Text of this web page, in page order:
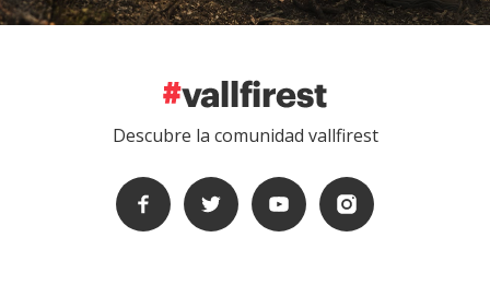
Descubre la comunidad vallfirest